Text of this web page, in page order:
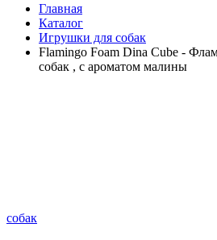
Главная
Каталог
Игрушки для собак
Flamingo Foam Dina Cube -
собак , с ароматом малины
собак